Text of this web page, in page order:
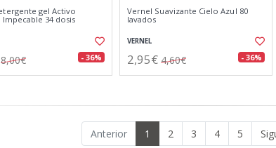
gel Activo
Impecable 34 dosis
8,00€ - 36%
Vernel Suavizante Cielo Azul 80
lavados
VERNEL
2,95€ 4,60€ - 36%
Anterior 1 2 3 4 5